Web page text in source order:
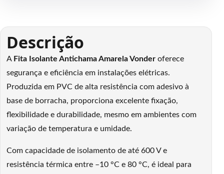
Descrição
A Fita Isolante Antichama Amarela Vonder oferece
segurança e eficiência em instalações elétricas.
Produzida em PVC de alta resistência com adesivo à
base de borracha, proporciona excelente fixação,
flexibilidade e durabilidade, mesmo em ambientes com
variação de temperatura e umidade.
Com capacidade de isolamento de até 600 V e
resistência térmica entre –10 °C e 80 °C, é ideal para